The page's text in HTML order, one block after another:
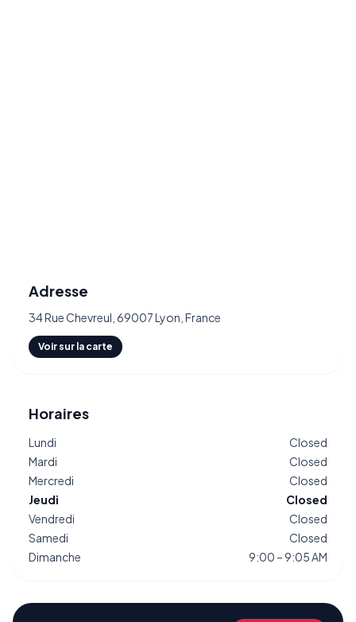
Adresse
34 Rue Chevreul, 69007 Lyon, France
Voir sur la carte
Horaires
Lundi
Closed
Mardi
Closed
Mercredi
Closed
Jeudi
Closed
Vendredi
Closed
Samedi
Closed
Dimanche
9:00 – 9:05 AM